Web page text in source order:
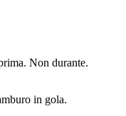
Non durante.
in gola.